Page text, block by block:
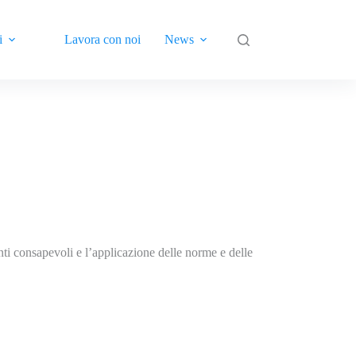
Lavora con noi News
consapevoli e l’applicazione delle norme e delle